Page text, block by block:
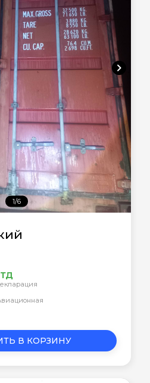
chevron_right
1/6
В КОРЗИНУ